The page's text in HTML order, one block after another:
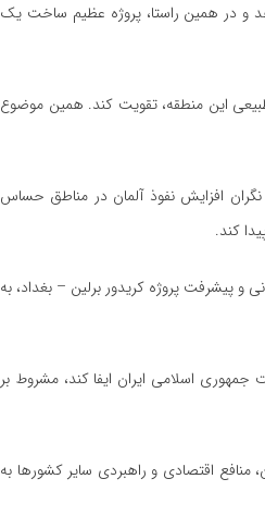
و در همین راستا، پروژه عظیم ساخت یک
این منطقه، تقویت کند. همین موضوع
نگران افزایش نفوذ آلمان در مناطق حساس
کند.
پیشرفت پروژه کریدور برلین – بغداد، به
اسلامی ایران ایفا کند، مشروط بر
منافع اقتصادی و راهبردی سایر کشورها به